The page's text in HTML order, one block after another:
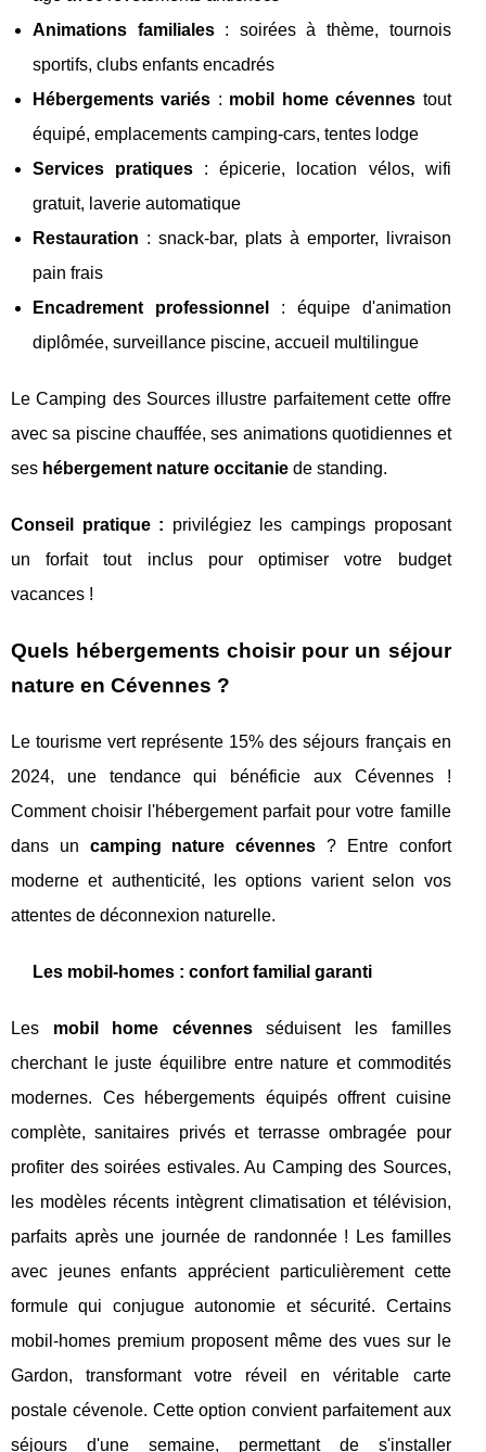
Animations familiales: soirées à thème, tournois
sportifs, clubs enfants encadrés
Hébergements variés : mobil home cévennes tout
équipé, emplacements camping-cars, tentes lodge
Services pratiques : épicerie, location vélos, wifi
gratuit, laverie automatique
Restauration : snack-bar, plats à emporter, livraison
pain frais
Encadrement professionnel
: équipe d'animation
diplômée, surveillance piscine, accueil multilingue
Le Camping des Sources illustre parfaitement cette offre
avec sa piscine chauffée, ses animations quotidiennes et
ses hébergement nature occitanie de standing.
Conseil pratique : privilégiez les campings proposant
un forfait tout inclus pour optimiser votre budget
vacances !
Quels hébergements choisir pour un séjour
nature en Cévennes ?
Le tourisme vert représente 15% des séjours français en
2024, une tendance qui bénéficie aux Cévennes !
Comment choisir l'hébergement parfait pour votre famille
dans un camping nature cévennes ? Entre confort
moderne et authenticité, les options varient selon vos
attentes de déconnexion naturelle.
Les mobil-homes : confort familial garanti
Les mobil home cévennesséduisent les familles
cherchant le juste équilibre entre nature et commodités
modernes. Ces hébergements équipés offrent cuisine
complète, sanitaires privés et terrasse ombragée pour
profiter des soirées estivales. Au Camping des Sources,
les modèles récents intègrent climatisation et télévision,
parfaits après une journée de randonnée ! Les familles
avec jeunes enfants apprécient particulièrement cette
formule qui conjugue autonomie et sécurité. Certains
mobil-homes premium proposent même des vues sur le
Gardon, transformant votre réveil en véritable carte
postale cévenole. Cette option convient parfaitement aux
séjours d'une semaine, permettant de s'installer